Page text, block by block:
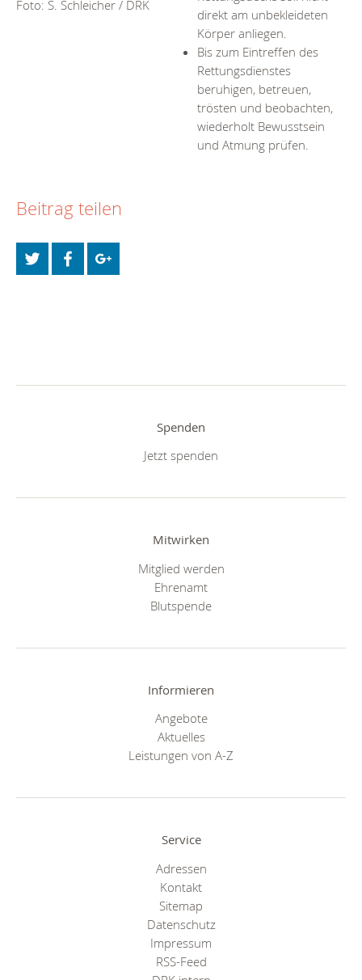
Foto: S. Schleicher / DRK
direkt am unbekleideten
Körper anliegen.
Bis zum Eintreffen des
Rettungsdienstes
beruhigen, betreuen,
trösten und beobachten,
wiederholt Bewusstsein
und Atmung prüfen.
Beitrag teilen
Spenden
Jetzt spenden
Mitwirken
Mitglied werden
Ehrenamt
Blutspende
Informieren
Angebote
Aktuelles
Leistungen von A-Z
Service
Adressen
Kontakt
Sitemap
Datenschutz
Impressum
RSS-Feed